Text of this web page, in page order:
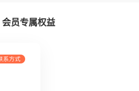
会员专属权益